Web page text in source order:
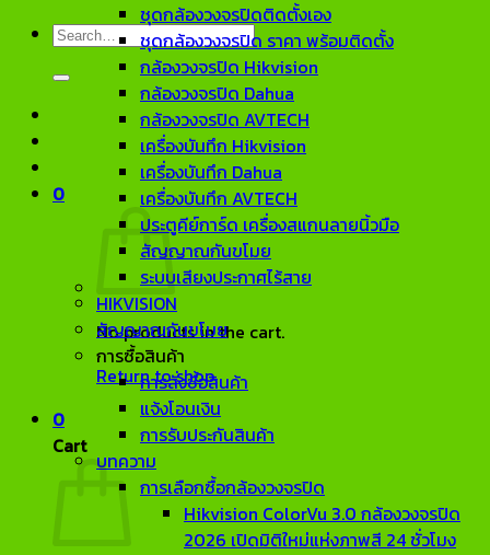
Search
0
No products in the cart.
Return to shop
0
Cart
ชุดกล้องวงจรปิดติดตั้งเอง
ชุดกล้องวงจรปิด ราคา พร้อมติดตั้ง
กล้องวงจรปิด Hikvision
กล้องวงจรปิด Dahua
กล้องวงจรปิด AVTECH
เครื่องบันทึก Hikvision
เครื่องบันทึก Dahua
เครื่องบันทึก AVTECH
ประตูคีย์การ์ด เครื่องสแกนลายนิ้วมือ
สัญญาณกันขโมย
ระบบเสียงประกาศไร้สาย
HIKVISION
สัญญาณกันขโมย
การซื้อสินค้า
การสั่งซื้อสินค้า
แจ้งโอนเงิน
การรับประกันสินค้า
บทความ
การเลือกซื้อกล้องวงจรปิด
Hikvision ColorVu 3.0 กล้องวงจรปิด
2026 เปิดมิติใหม่แห่งภาพสี 24 ชั่วโมง